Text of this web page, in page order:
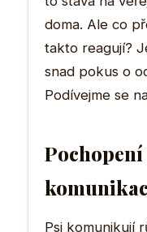
doma. Ale co
takto reagují?
snad pokus o
Podívejme se
Psi komunikují